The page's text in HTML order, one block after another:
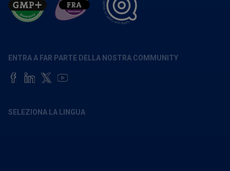
ENTRA A FAR PARTE DELLA NOSTRA COMMUNITY
SELEZIONA LA LINGUA